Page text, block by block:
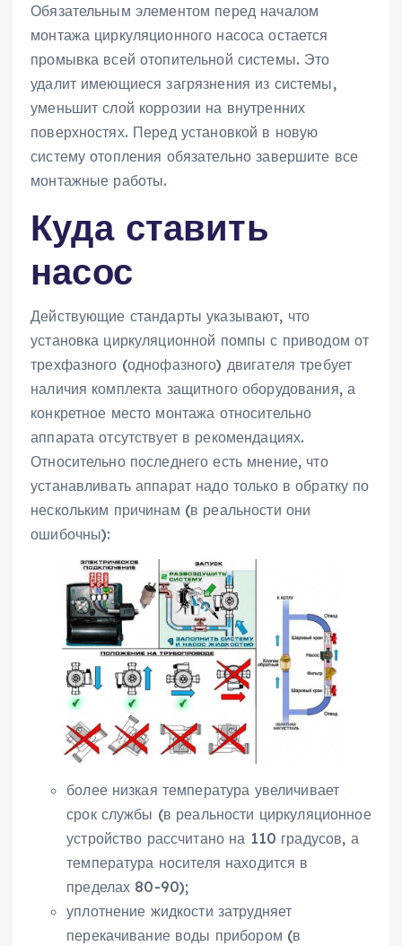
Обязательным элементом перед началом
монтажа циркуляционного насоса остается
промывка всей отопительной системы. Это
удалит имеющиеся загрязнения из системы,
уменьшит слой коррозии на внутренних
поверхностях. Перед установкой в новую
систему отопления обязательно завершите все
монтажные работы.
Куда ставить
насос
Действующие стандарты указывают, что
установка циркуляционной помпы с приводом от
трехфазного (однофазного) двигателя требует
наличия комплекта защитного оборудования, а
конкретное место монтажа относительно
аппарата отсутствует в рекомендациях.
Относительно последнего есть мнение, что
устанавливать аппарат надо только в обратку по
нескольким причинам (в реальности они
ошибочны):
более низкая температура увеличивает
срок службы (в реальности циркуляционное
устройство рассчитано на 110 градусов, а
температура носителя находится в
пределах 80-90);
уплотнение жидкости затрудняет
перекачивание воды прибором (в